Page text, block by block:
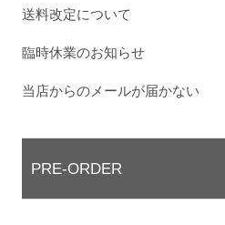
送料改定について
臨時休業のお知らせ
当店からのメールが届かない
PRE-ORDER